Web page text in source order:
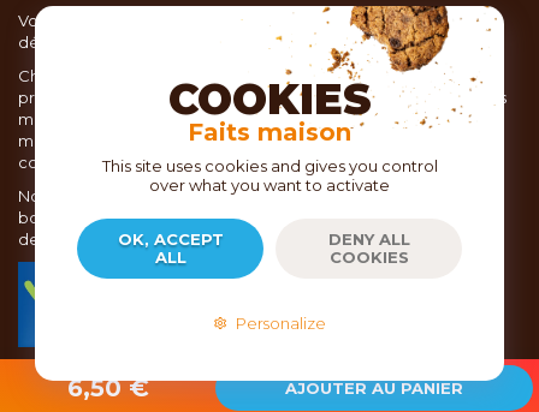
6,50 € AJOUTER AU PANIER
Vous recherchez du matériel de cuisine pour concocter de
délicieux plats ou des pâtisseries dignes d’un grand chef ?
Chez TOC, boutique d’ustensiles de cuisine, nous vous
proposons une large sélection de produits issus des meilleures
marques de matériel de cuisine: Ustensiles de pâtisserie,
matériel de cuisson, service de table, ustensiles de cuisine,
coutellerie, set picnic.
Nous vous réservons un accueil chaleureux au sein de nos 21
boutiques, mais vous trouverez également tout votre matériel
de cuisine en ligne sur notre site internet toc.fr
commerce et de la vente à distance depuis 2018.
2026- Copyright EPICURIA - TOC.FR
COOKIES
Faits maison
This site uses cookies and gives you control
over what you want to activate
OK, ACCEPT
ALL
DENY ALL
COOKIES
Personalize